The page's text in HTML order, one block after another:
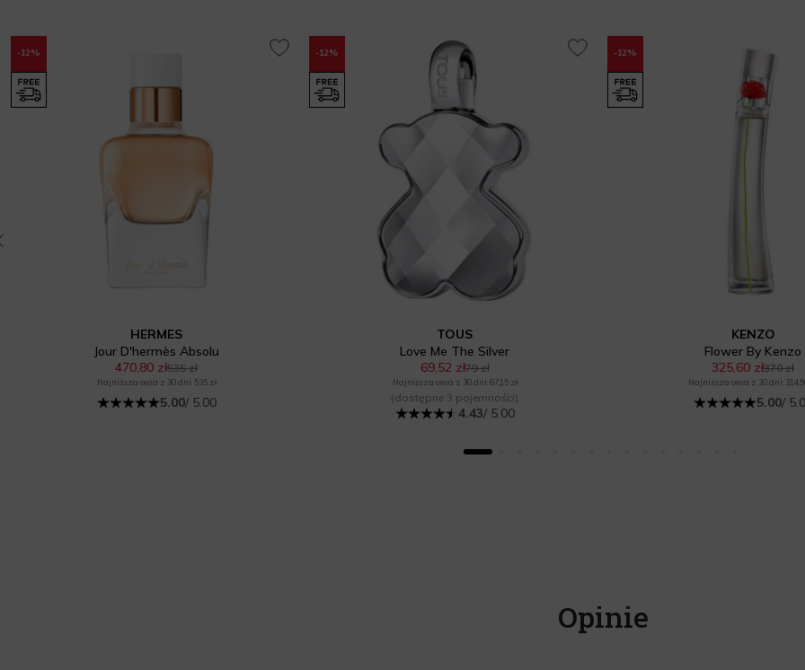
-12%
HERMES
Jour D'hermès Absolu
470,80 zł535 zł
Najniższa cena z 30 dni: 535 zł
5.00/ 5.00
-12%
TOUS
Love Me The Silver
69,52 zł79 zł
Najniższa cena z 30 dni: 67,15 zł
(dostępne 3 pojemności)
4.43/ 5.00
-12%
KENZO
Flower By Kenzo
325,60 zł370 zł
Najniższa cena z 30 dni:
5.00/
Opinie